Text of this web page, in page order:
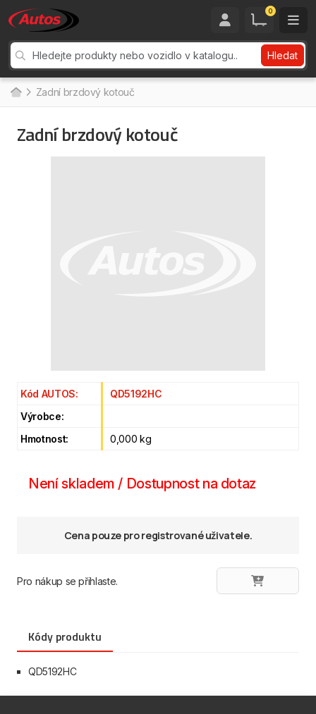
0
Hledat
Zadní brzdový kotouč
Zadní brzdový kotouč
Kód AUTOS:
QD5192HC
Výrobce:
Hmotnost:
0,000 kg
Není skladem / Dostupnost na dotaz
Cena pouze pro registrované uživatele.
Pro nákup se přihlaste.
Kódy produktu
QD5192HC